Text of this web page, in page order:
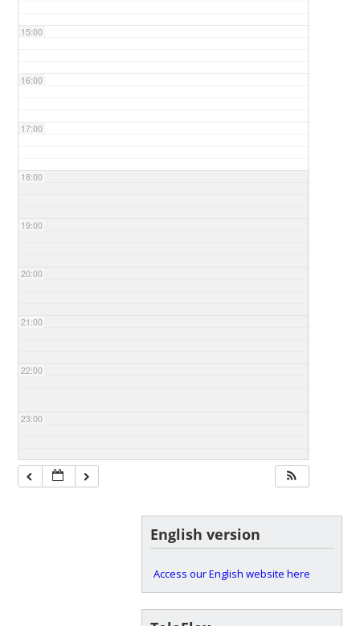
15:00
16:00
17:00
18:00
19:00
20:00
21:00
22:00
23:00
English version
Access our English website here